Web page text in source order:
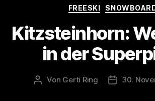
•
marketing
FREESKI
Kitzsteinhorn:
in der
Beitragsautor
Von Gerti Ring 30.